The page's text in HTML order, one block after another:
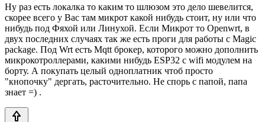
Ну раз есть локалка то каким то шлюзом это дело шевелится,
скорее всего у Вас там микрот какой нибудь стоит, ну или что
нибудь под Фяхой или Линухой. Если Микрот то Openwrt, в
двух последних случаях так же есть проги для работы с Magic
package. Под Wrt есть Mqtt брокер, которого можно дополнить
микрокотроллерами, какими нибудь ESP32 с wifi модулем на
борту. А покупать целый одноплатник чтоб просто
"кнопочку" дергать, расточительно. Не спорь с папой, папа
знает =) .